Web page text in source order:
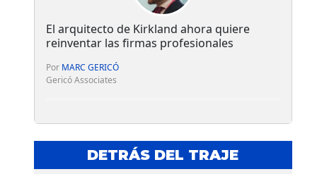
El arquitecto de Kirkland ahora quiere
reinventar las firmas profesionales
Por MARC GERICÓ
Gericó Associates
DETRÁS DEL TRAJE